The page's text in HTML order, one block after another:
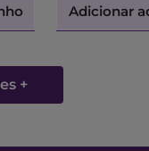
Adicionar
+